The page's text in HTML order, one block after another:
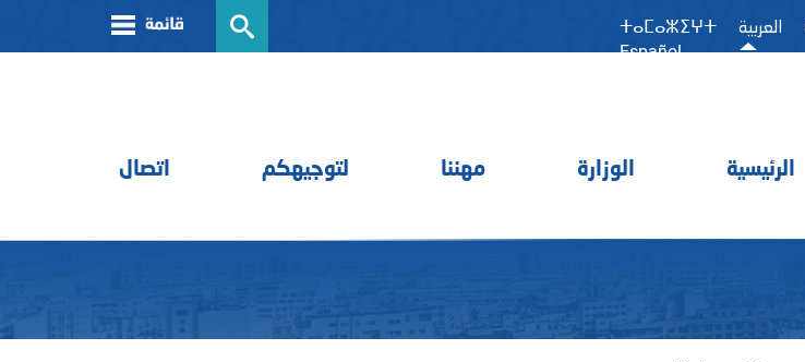
ⵜⴰⵎⴰⵣⵉⵖⵜ العربية
Español
الرئيسية الوزارة مهننا لتوجيهكم اتصال